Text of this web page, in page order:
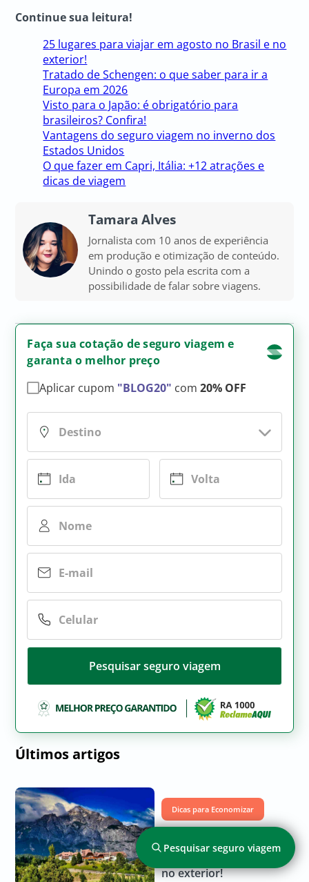
Continue sua leitura!
25 lugares para viajar em agosto no Brasil e no
exterior!
Tratado de Schengen: o que saber para ir a
Europa em 2026
Visto para o Japão: é obrigatório para
brasileiros? Confira!
Vantagens do seguro viagem no inverno dos
Estados Unidos
O que fazer em Capri, Itália: +12 atrações e
dicas de viagem
Tamara Alves
Jornalista com 10 anos de experiência
em produção e otimização de conteúdo.
Unindo o gosto pela escrita com a
possibilidade de falar sobre viagens.
Faça sua cotação de seguro viagem e
garanta o melhor preço
Aplicar cupom "BLOG20" com20% OFF
Pesquisar seguro viagem
Últimos artigos
Dicas para Economizar
em agosto no Brasil e
no exterior!
Pesquisar seguro viagem